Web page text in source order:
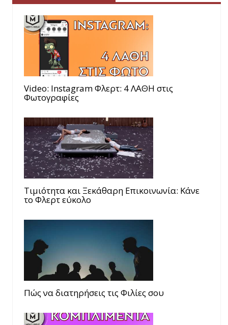
Video: Instagram Φλερτ: 4 ΛΑΘΗ στις
Φωτογραφίες
Τιμιότητα και Ξεκάθαρη Επικοινωνία: Κάνε
το Φλερτ εύκολο
Πώς να διατηρήσεις τις Φιλίες σου